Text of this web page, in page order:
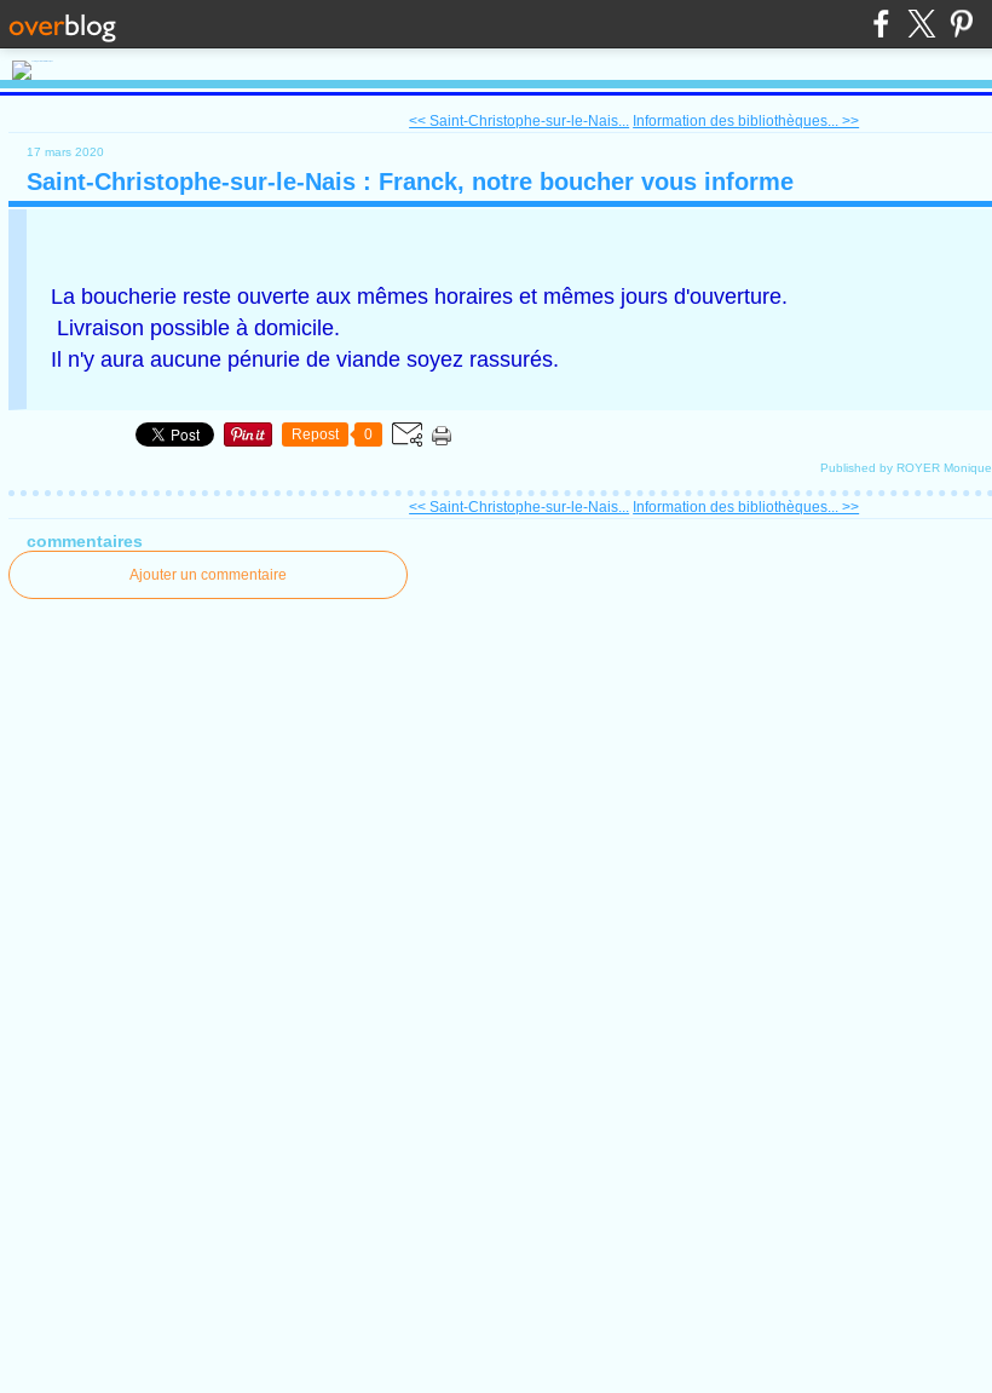
<< Saint-Christophe-sur-le-Nais... Information des bibliothèques... >>
17 mars 2020
Saint-Christophe-sur-le-Nais : Franck, notre boucher vous informe
La boucherie reste ouverte aux mêmes horaires et mêmes jours d'ouverture.
Livraison possible à domicile.
Il n'y aura aucune pénurie de viande soyez rassurés.
Repost 0
Published by ROYER Monique
<< Saint-Christophe-sur-le-Nais... Information des bibliothèques... >>
commentaires
Ajouter un commentaire